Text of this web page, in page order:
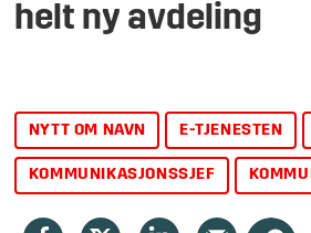
helt ny avdeling
NYTT OM NAVN E-TJENESTEN
KOMMUNIKASJONSSJEF